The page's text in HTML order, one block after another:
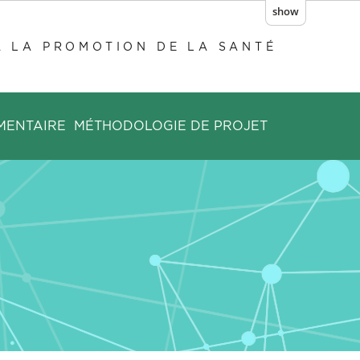
show
LA PROMOTION DE LA SANTÉ
MÉTHODOLOGIE DE PROJET